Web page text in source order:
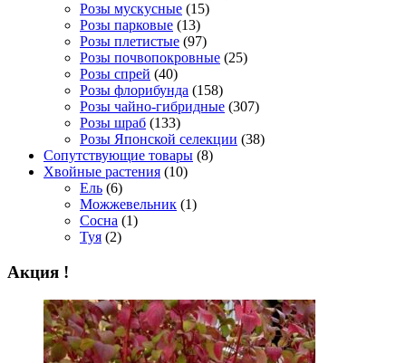
Розы мускусные (15)
Розы парковые (13)
Розы плетистые (97)
Розы почвопокровные (25)
Розы спрей (40)
Розы флорибунда (158)
Розы чайно-гибридные (307)
Розы шраб (133)
Розы Японской селекции (38)
Сопутствующие товары (8)
Хвойные растения (10)
Ель (6)
Можжевельник (1)
Сосна (1)
Туя (2)
Акция !